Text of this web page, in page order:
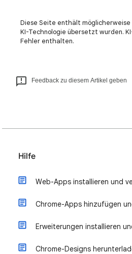
Diese Seite enthält
KI-Technologie übersetzt wurden.
Fehler enthalten.
Feedback zu diesem Artikel geben
Hilfe
Web-Apps installieren und
Chrome-Apps hinzufügen
Erweiterungen installieren
Chrome-Designs